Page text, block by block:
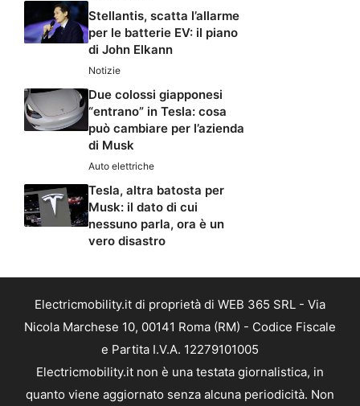
Stellantis, scatta l’allarme
per le batterie EV: il piano
di John Elkann
Notizie
Due colossi giapponesi
“entrano” in Tesla: cosa
può cambiare per l’azienda
di Musk
Auto elettriche
Tesla, altra batosta per
Musk: il dato di cui
nessuno parla, ora è un
vero disastro
Electricmobility.it di proprietà di WEB 365 SRL - Via
Nicola Marchese 10, 00141 Roma (RM) - Codice Fiscale
e Partita I.V.A. 12279101005
Electricmobility.it non è una testata giornalistica, in
quanto viene aggiornato senza alcuna periodicità. Non